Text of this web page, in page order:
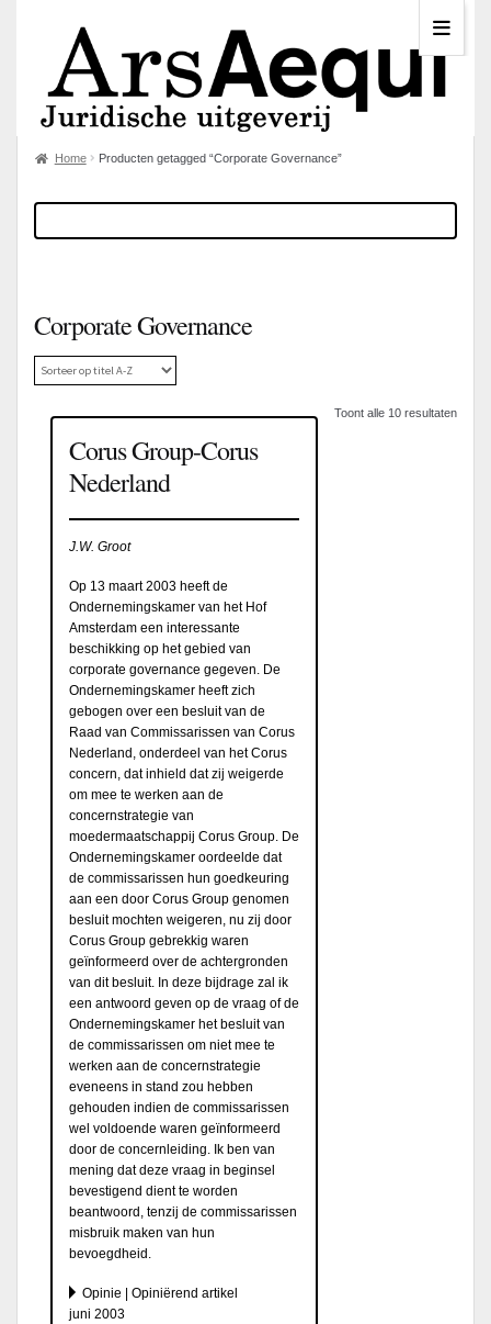
Home Producten getagged “Corporate Governance”
Corporate Governance
Toont alle 10 resultaten
Corus Group-Corus
Nederland
J.W. Groot
Op 13 maart 2003 heeft de
Ondernemingskamer van het Hof
Amsterdam een interessante
beschikking op het gebied van
corporate governance gegeven. De
Ondernemingskamer heeft zich
gebogen over een besluit van de
Raad van Commissarissen van Corus
Nederland, onderdeel van het Corus
concern, dat inhield dat zij weigerde
om mee te werken aan de
concernstrategie van
moedermaatschappij Corus Group. De
Ondernemingskamer oordeelde dat
de commissarissen hun goedkeuring
aan een door Corus Group genomen
besluit mochten weigeren, nu zij door
Corus Group gebrekkig waren
geïnformeerd over de achtergronden
van dit besluit. In deze bijdrage zal ik
een antwoord geven op de vraag of de
Ondernemingskamer het besluit van
de commissarissen om niet mee te
werken aan de concernstrategie
eveneens in stand zou hebben
gehouden indien de commissarissen
wel voldoende waren geïnformeerd
door de concernleiding. Ik ben van
mening dat deze vraag in beginsel
bevestigend dient te worden
beantwoord, tenzij de commissarissen
misbruik maken van hun
bevoegdheid.
Opinie | Opiniërend artikel
juni 2003